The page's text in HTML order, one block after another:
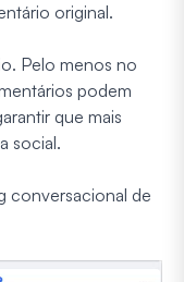
original.
Pelo menos no
podem
que mais
social.
conversacional de